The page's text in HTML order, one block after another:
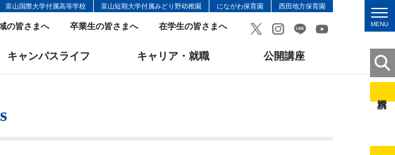
富山国際大学付属高等学校 富山短期大学付属みどり野幼稚園 にながわ保育園 西田地方保育園
の皆さまへ 卒業生の皆さまへ 在学生の皆さまへ MENU
キャンパスライフ キャリア・就職 公開講座